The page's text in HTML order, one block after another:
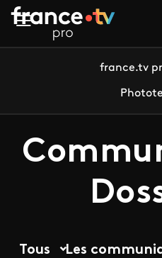
Aller au contenu principal
france.tv
Tous Les